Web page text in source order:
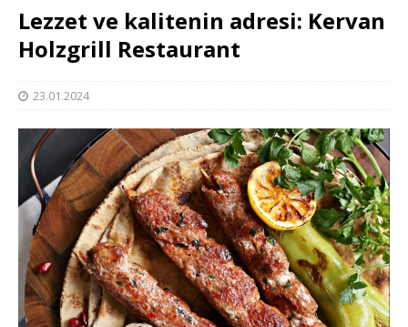
Lezzet ve kalitenin adresi: Kervan
Holzgrill Restaurant
23.01.2024